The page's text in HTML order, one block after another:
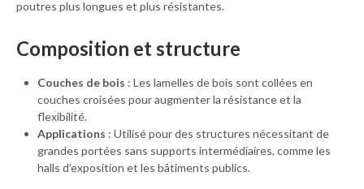
poutres plus longues et plus résistantes.
Composition et structure
Couches de bois : Les lamelles de bois sont collées en
couches croisées pour augmenter la résistance et la
flexibilité.
Applications : Utilisé pour des structures nécessitant de
grandes portées sans supports intermédiaires, comme les
halls d’exposition et les bâtiments publics.